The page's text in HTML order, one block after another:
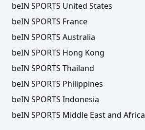
beIN SPORTS United States
beIN SPORTS France
beIN SPORTS Australia
beIN SPORTS Hong Kong
beIN SPORTS Thailand
beIN SPORTS Philippines
beIN SPORTS Indonesia
beIN SPORTS Middle East and Africa